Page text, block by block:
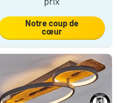
Notre coup de
cœur